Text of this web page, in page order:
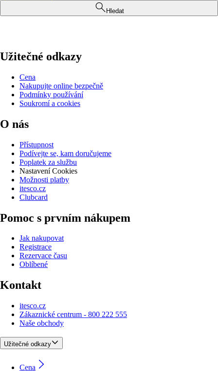
Hledat
Užitečné odkazy
Cena
Nakupujte online bezpečně
Podmínky používání
Soukromí a cookies
O nás
Přístupnost
Podívejte se, kam doručujeme
Poplatek za službu
Nastavení Cookies
Možnosti platby
itesco.cz
Clubcard
Pomoc s prvním nákupem
Jak nakupovat
Registrace
Rezervace času
Oblíbené
Kontakt
itesco.cz
Zákaznické centrum - 800 222 555
Naše obchody
Užitečné odkazy
Cena